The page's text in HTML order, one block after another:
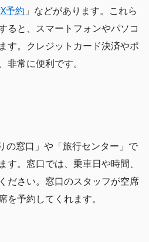
予約 」などがあります。これら
ると、スマートフォンやパソコ
す。クレジットカード決済やポ
非常に便利です。
の窓口」や「旅行センター」で
。窓口では、乗車日や時間、
ださい。窓口のスタッフが空席
を予約してくれます。